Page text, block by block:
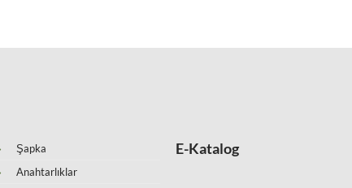
Şapka
Anahtarlıklar
E-Katalog